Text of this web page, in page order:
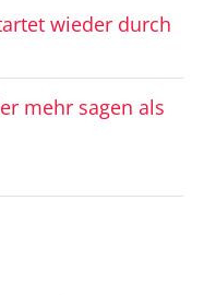
wieder durch
mehr sagen als